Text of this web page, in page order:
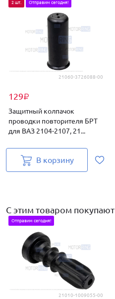
21060-3726088-00
129₽
2 шт. Отправим сегодня!
Защитный колпачок
проводки повторителя БРТ
для ВАЗ 2104-2107, 21...
В корзину
С этим товаром покупают
21010-1009055-00
Отправим сегодня!